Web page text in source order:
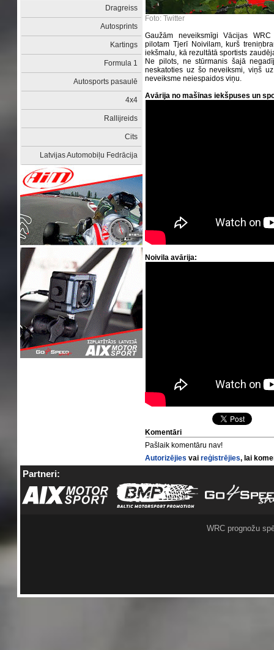
Dragreiss
Autosprints
Kartings
Formula 1
Autosports pasaulē
4x4
Rallijreids
Cits
Latvijas Automobiļu Fedrācija
Foto: Twitter
Gaužām neveiksmīgi Vācijas
pilotam Tjerī Noivilam, kurš
iekšmalu, kā rezultātā sportists
Ne pilots, ne stūrmanis šajā
neskatoties uz šo neveiksmi, viņš
neveiksme neiespaidos viņu.
Avārija no mašīnas iekšpuses un
Noivila avārija:
Komentāri
Pašlaik komentāru nav!
Autorizējies vaireģistrējies, lai
Partneri:
WRC prognožu